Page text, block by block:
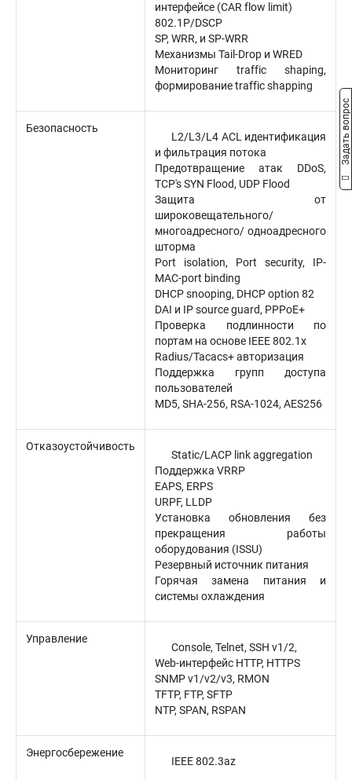
интерфейсе (CAR flow limit)
802.1P/DSCP
SP, WRR, и SP-WRR
Механизмы Tail-Drop и WRED
Мониторинг traffic shaping,
формирование traffic shapping
Безопасность
L2/L3/L4 ACL идентификация
и фильтрация потока
Предотвращение атак DDoS,
TCP's SYN Flood, UDP Flood
Защита от
широковещательного/
многоадресного/ одноадресного
шторма
Port isolation, Port security, IP-
MAC-port binding
DHCP snooping, DHCP option 82
DAI и IP source guard, PPPoE+
Проверка подлинности по
портам на основе IEEE 802.1x
Radius/Tacacs+ авторизация
Поддержка групп доступа
пользователей
MD5, SHA-256, RSA-1024, AES256
Отказоустойчивость
Static/LACP link aggregation
Поддержка VRRP
EAPS, ERPS
URPF, LLDP
Установка обновления без
прекращения работы
оборудования (ISSU)
Резервный источник питания
Горячая замена питания и
системы охлаждения
Управление
Console, Telnet, SSH v1/2,
Web-интерфейс HTTP, HTTPS
SNMP v1/v2/v3, RMON
TFTP, FTP, SFTP
NTP, SPAN, RSPAN
Энергосбережение
IEEE 802.3az
Задать вопрос